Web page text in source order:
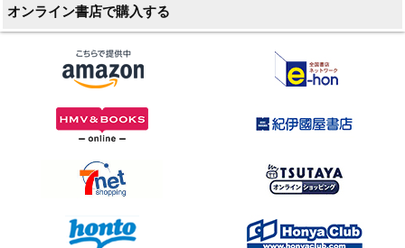
オンライン書店で購入する